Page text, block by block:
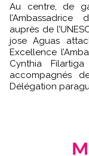
Au centre, de gauche à droite son Excellence Mme
auprès de
jose Aguas
Excellence
Cynthia
accompagnés
Délégation